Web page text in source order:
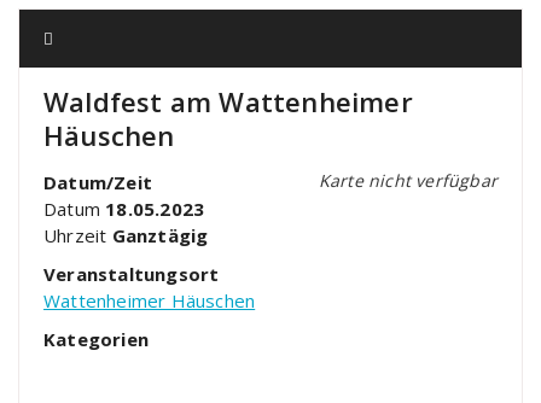
Waldfest am Wattenheimer
Häuschen
Karte nicht verfügbar
Datum/Zeit
Datum 18.05.2023
Uhrzeit Ganztägig
Veranstaltungsort
Wattenheimer Häuschen
Kategorien